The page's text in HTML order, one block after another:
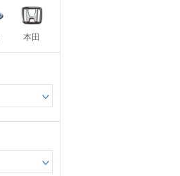
本田